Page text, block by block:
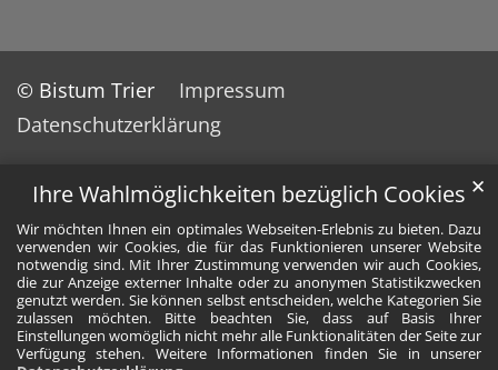
Ihre Wahlmöglichkeiten bezüglich Cookies
Wir möchten Ihnen ein optimales Webseiten-Erlebnis zu bieten. Dazu
verwenden wir Cookies, die für das Funktionieren unserer Website
notwendig sind. Mit Ihrer Zustimmung verwenden wir auch Cookies,
die zur Anzeige externer Inhalte oder zu anonymen Statistikzwecken
genutzt werden. Sie können selbst entscheiden, welche Kategorien Sie
zulassen möchten. Bitte beachten Sie, dass auf Basis Ihrer
Einstellungen womöglich nicht mehr alle Funktionalitäten der Seite zur
Verfügung stehen. Weitere Informationen finden Sie in unserer
✕
© Bistum Trier
Impressum
Datenschutzerklärung